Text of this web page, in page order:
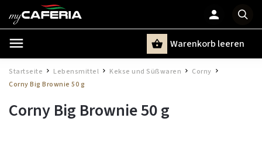
Warenkorb leeren
Startseite / Lebensmittel / Kekse und Süßwaren / Corny
Corny Big Brownie 50 g
Corny Big Brownie 50 g